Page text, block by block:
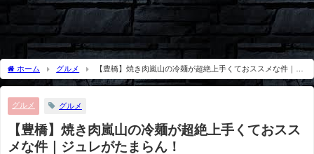
ホーム グルメ
【豊橋】焼き肉嵐山の冷麺が超絶上手くておススメな件｜ジ
ュレがたまらん！
グルメ グルメ
【豊橋】焼き肉嵐山の冷麺が超絶上手くておスス
メな件｜ジュレがたまらん！